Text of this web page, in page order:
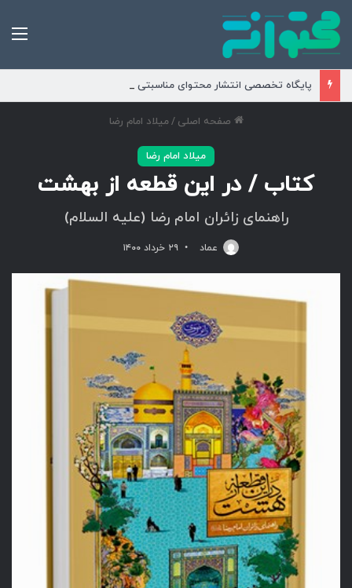
پایگاه تخصصی انتشار محتوای مناسبتی و موضوعی
صفحه اصلی /میلاد امام رضا
میلاد امام رضا
کتاب / در این قطعه از بهشت
راهنمای زائران امام رضا (علیه السلام)
عماد ۲۹ خرداد ۱۴۰۰